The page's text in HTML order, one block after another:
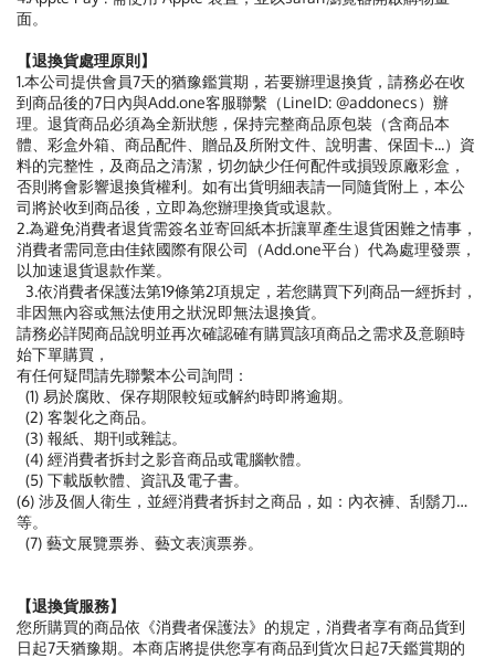
面。
【退換貨處理原則】
1.本公司提供會員7天的猶豫鑑賞期，若要辦理退換貨，請務必在收
到商品後的7日內與Add.one客服聯繫（LineID: @addonecs）辦
理。退貨商品必須為全新狀態，保持完整商品原包裝（含商品本
體、彩盒外箱、商品配件、贈品及所附文件、說明書、保固卡...）資
料的完整性，及商品之清潔，切勿缺少任何配件或損毀原廠彩盒，
否則將會影響退換貨權利。如有出貨明細表請一同隨貨附上，本公
司將於收到商品後，立即為您辦理換貨或退款。
2.為避免消費者退貨需簽名並寄回紙本折讓單產生退貨困難之情事，
消費者需同意由佳銥國際有限公司（Add.one平台）代為處理發票，
以加速退貨退款作業。
3.依消費者保護法第19條第2項規定，若您購買下列商品一經拆封，
非因無內容或無法使用之狀況即無法退換貨。
請務必詳閱商品說明並再次確認確有購買該項商品之需求及意願時
始下單購買，
有任何疑問請先聯繫本公司詢問：
(1) 易於腐敗、保存期限較短或解約時即將逾期。
(2) 客製化之商品。
(3) 報紙、期刊或雜誌。
(4) 經消費者拆封之影音商品或電腦軟體。
(5) 下載版軟體、資訊及電子書。
(6) 涉及個人衛生，並經消費者拆封之商品，如：內衣褲、刮鬍刀…
等。
(7) 藝文展覽票券、藝文表演票券。
【退換貨服務】
您所購買的商品依《消費者保護法》的規定，消費者享有商品貨到
日起7天猶豫期。本商店將提供您享有商品到貨次日起7天鑑賞期的